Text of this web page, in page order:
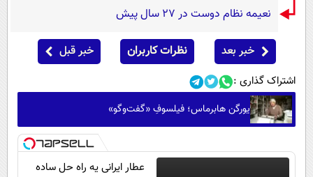
نعیمه نظام دوست در 27 سال پیش
خبر بعد نظرات کاربران خبر قبل
اشتراک گذاری :
یورگن هابرماس؛ فیلسوفِ «گفت‌وگو»
عطار ایرانی یه راه حل ساده